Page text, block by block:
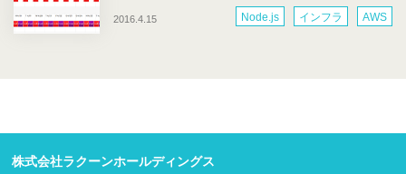
2016.4.15 Node.js インフラ AWS
株式会社ラクーンホールディングス